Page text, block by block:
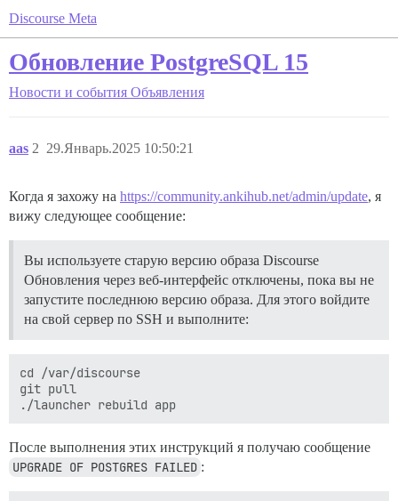
Discourse Meta
Обновление PostgreSQL 15
Новости и события Объявления
aas 29.Январь.2025 10:50:21
2
Когда я захожу на https://community.ankihub.net/admin/update, я
вижу следующее сообщение:
Вы используете старую версию образа Discourse
Обновления через веб-интерфейс отключены, пока вы не
запустите последнюю версию образа. Для этого войдите
на свой сервер по SSH и выполните:
cd /var/discourse
git pull
После выполнения этих инструкций я получаю сообщение
UPGRADE OF POSTGRES FAILED :